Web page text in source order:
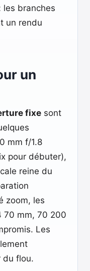
les branches
un rendu
un
fixe sont
mm f/1.8
pour débuter),
reine du
zoom, les
70 mm, 70 200
Les
du flou.